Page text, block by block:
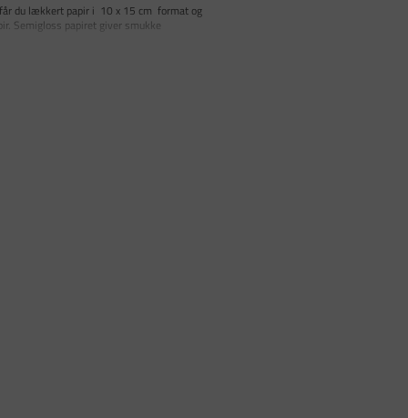
du lækkert papir i 10 x 15 cm format og
Semigloss papiret giver smukke